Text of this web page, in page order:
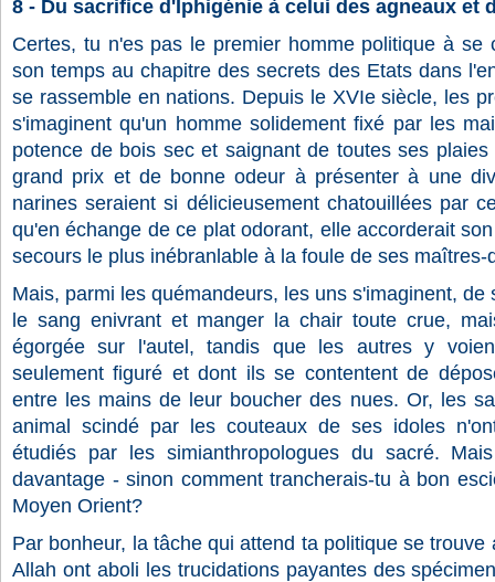
8 - Du sacrifice d'Iphigénie à celui des agneaux et
Certes, tu n'es pas le premier homme politique à se
son temps au chapitre des secrets des Etats dans
se rassemble en nations. Depuis le XVIe siècle, les
s'imaginent qu'un homme solidement fixé par les
potence de bois sec et saignant de toutes ses
grand prix et de bonne odeur à présenter à une
narines seraient si délicieusement chatouillées par
qu'en échange de ce plat odorant, elle accorderait
secours le plus inébranlable à la foule de ses maîtres-
Mais, parmi les quémandeurs, les uns s'imaginent,
le sang enivrant et manger la chair toute crue,
égorgée sur l'autel, tandis que les autres y
seulement figuré et dont ils se contentent de
entre les mains de leur boucher des nues. Or, les
animal scindé par les couteaux de ses idoles
étudiés par les simianthropologues du sacré.
davantage - sinon comment trancherais-tu à bon
Moyen Orient?
Par bonheur, la tâche qui attend ta politique se
Allah ont aboli les trucidations payantes des